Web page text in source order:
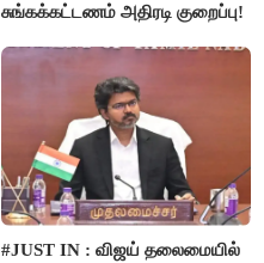
சுங்கக்கட்டணம் அதிரடி குறைப்பு!
#JUST IN : விஜய் தலைமையில்